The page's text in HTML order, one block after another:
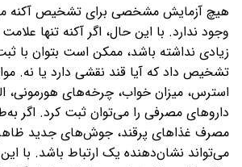
هیچ آزمایش مشخصی برای تشخیص آکنه
وجود ندارد. با این حال، اگر آکنه تنها
زیادی نداشته باشد، ممکن است بتوان با
تشخیص داد که آیا قند نقشی دارد یا نه.
استرس، میزان خواب، چرخه‌های هورمونی،
داروهای مصرفی را می‌توان ثبت کرد. اگر
مصرف غذاهای پرقند، جوش‌های جدید
می‌تواند نشان‌دهنده یک ارتباط باشد. با